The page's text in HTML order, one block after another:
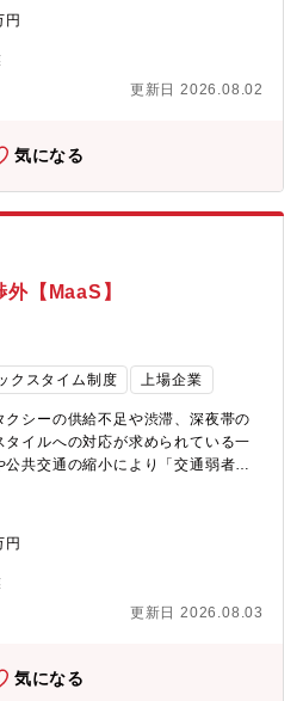
行定常的なサービスとして展開、定
ホルダーの適切な巻き込み対象パー
トナー紹介があった際の対応業務パ
介が来た際のパートナーアサイン・
業務の抜本的な改善施策の提案と実
力いただけるパートナー様の開拓目
けるパートナーを探索する新しい
役務を提供できるよう伴走する
わる人が多く自身が中心になり合
多くあるため、これまで培われた
ント力が活かせます。・世間にま
のため、事業の成功によるプレゼン
。また、組織拡大・成長フェーズに
レンジできる環境です。・パート
長を考えた広い視野を持つことが
ナー、SmartHRの”三方良し”を実現
がいを感じられます 。・士業をは
折衝が多く、バックオフィス周り
ベンダー、コンサルティングな
を受けながらPDCAを回すことが可
クトプラットフォームを自ら作りあ
内でも健康経営の注目度は年々増加
ジャック・プロジェクトでは、2022
ーのミッションに共感し、巨大成長
ーとなるために、健康指標のデファ
されているEBHSLife事業を更なる飛
募集しています。【所属部署】ホ
ワイト・ジャック・プロジェクト
え、予防領域に取り組むことでよ
ョン達成する取り組みです。我々
とのシナジーにより、付加価値が高
当社でしかできないユニークな新
す集団を目指しています。【ミッシ
・予防医療分野」におけるエムスリ
大化する■健康指標EBHS Lifeを世
ファクト指標にまで成長させる
更新日 2026.08.02
気になる
【MaaS】
クスタイム制度 上場企業
クシーの供給不足や渋滞、深夜帯の
イルへの対応が求められている一
共交通の縮小により「交通弱者」
という社会インフラを軸に、テク
解決を目指すモビリティサービスを
ンでは、西日本エリア・関西エリア
信頼関係を構築し、現場の声を聞き
交通の未来に向き合い、変革を推進
事業者の50％以上に導入されてお
きながら進化を続けています。現在
更新日 2026.08.03
気になる